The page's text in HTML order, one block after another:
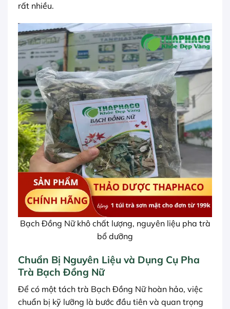
rất nhiều.
Bạch Đồng Nữ khô chất lượng, nguyên liệu pha trà
bổ dưỡng
Chuẩn Bị Nguyên Liệu và Dụng Cụ Pha
Trà Bạch Đồng Nữ
Để có một tách trà Bạch Đồng Nữ hoàn hảo, việc
chuẩn bị kỹ lưỡng là bước đầu tiên và quan trọng